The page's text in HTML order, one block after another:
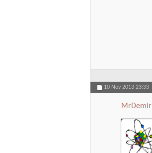
10 Nov 2013 23:33
MrDemir